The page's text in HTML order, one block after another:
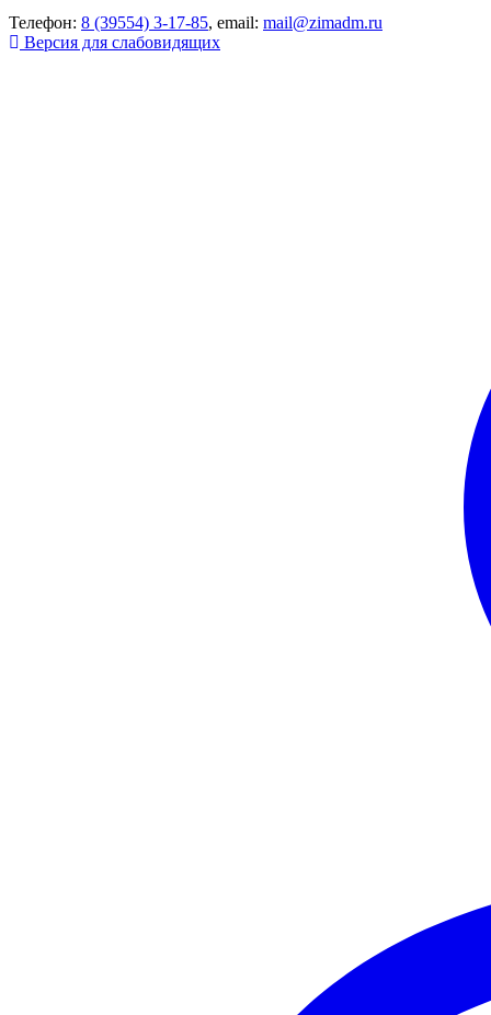
Телефон: 8 (39554) 3-17-85, email: mail@zimadm.ru
Версия для слабовидящих